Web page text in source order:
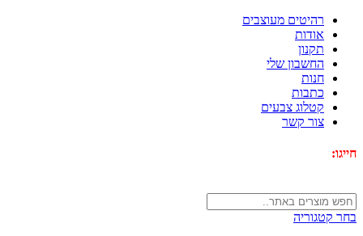
רהיטים מעוצבים
אודות
תקנון
החשבון שלי
חנות
כתבות
קטלוג צבעים
צור קשר
חייגו:
בחר קטגוריה